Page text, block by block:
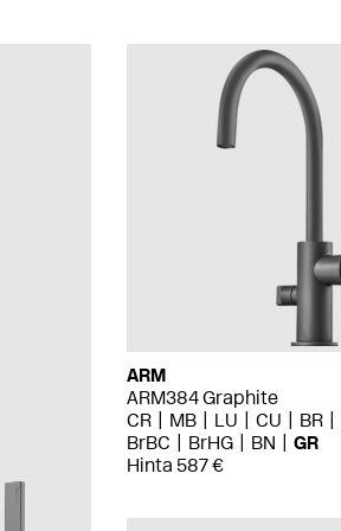
ARM
ARM384 Graphite
CR
MB LU CU BR
BrBC
BrHG BN
GR
Hinta 587 €